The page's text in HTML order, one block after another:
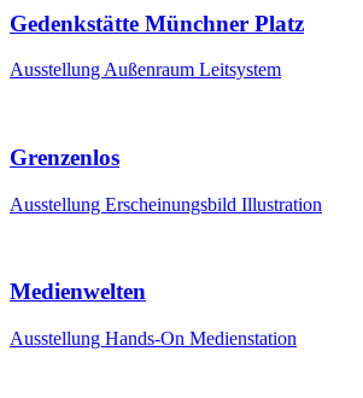
Gedenkstätte Münchner Platz
Ausstellung Außenraum Leitsystem
Grenzenlos
Ausstellung Erscheinungsbild Illustration
Medienwelten
Ausstellung Hands-On Medienstation